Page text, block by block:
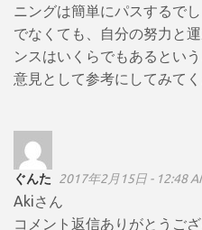
ニングは簡単にパスするで
でなくても、自分の努力と
ンスはいくらでもあるとい
意見として参考にしてみて
ぐんた 2017年2月15日 - 12:48
Akiさん
コメント返信ありがとうござ